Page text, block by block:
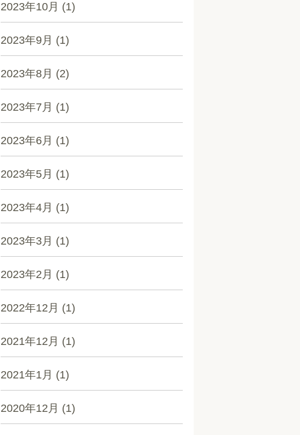
2023年10月 (1)
2023年9月 (1)
2023年8月 (2)
2023年7月 (1)
2023年6月 (1)
2023年5月 (1)
2023年4月 (1)
2023年3月 (1)
2023年2月 (1)
2022年12月 (1)
2021年12月 (1)
2021年1月 (1)
2020年12月 (1)